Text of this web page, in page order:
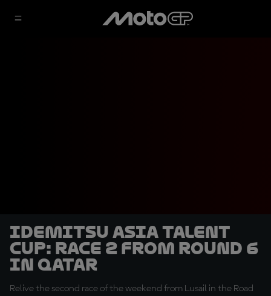
Idemitsu Asia Talent
Cup: Race 2 from Round 6
in Qatar
Relive the second race of the weekend from Lusail in the Road